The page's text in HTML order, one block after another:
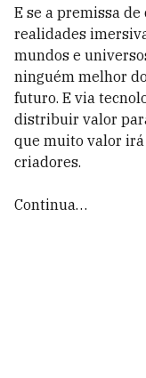
E se a premissa
realidades
mundos e
ninguém melhor
futuro. E via
distribuir valor
que muito valor irá
criadores.
Continua…